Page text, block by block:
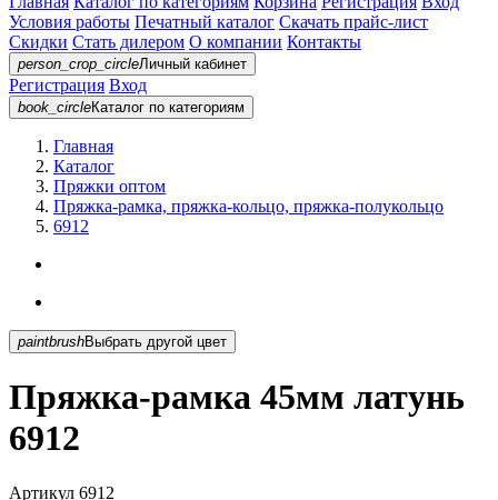
Условия работы Печатный каталог Скачать прайс-лист
Скидки Стать дилером О компании Контакты
person_crop_circleЛичный кабинет
Регистрация Вход
book_circleКаталог по категориям
Главная
Каталог
Пряжки оптом
Пряжка-рамка, пряжка-кольцо, пряжка-полукольцо
6912
paintbrush Выбрать другой цвет
Пряжка-рамка 45мм латунь
6912
Артикул 6912